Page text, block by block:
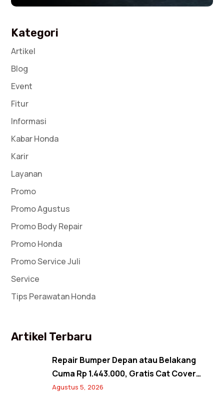
Kategori
Artikel
Blog
Event
Fitur
Informasi
Kabar Honda
Karir
Layanan
Promo
Promo Agustus
Promo Body Repair
Promo Honda
Promo Service Juli
Service
Tips Perawatan Honda
Artikel Terbaru
Repair Bumper Depan atau Belakang
Cuma Rp 1.443.000, Gratis Cat Cover
Spion! Back to Shine Promo Agustus
Agustus 5, 2026